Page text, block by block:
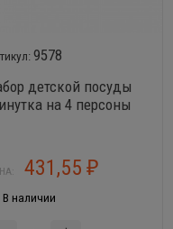
9578
детской посуды
на 4 персоны
431,55 ₽
В наличии